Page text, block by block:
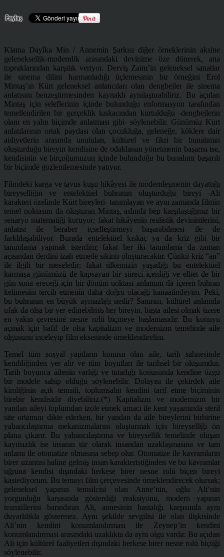
Klama Dayîka Min / Annemin Şarkısı diğer örneklerinin aksine
geleneksellik-modernlik arasındaki devinime öze dönerek, ana
topraklarından karşılık veriyor. Derviş Zaim’in geleneksel sanatlar
ile sinema dilini harmanladığı üçlemesinin bir örneğini Erol
Mintaş’ın Kürt geleneksel anlatıcıları olan dengbejler ile sinema
anlatısını benzeştirmesinden kaynaklı aynılaştırabiliriz. Bu açıdan
Mintaş için seleflerinin içinde bulunduğu enformasyon tarafından
temellendirilen bir gerçeklik kıskacından kurtulduğu -dengbejlerin
olanı en yalın biçimde anlatması gibi- söylenebilir. Günümüz Kürt
anlatılarının ortak paydası olan çocukluğa, geleneğe, köklere dair
aidiyetlerin arasında unutulan, kültürel ve fikri bir bunalımın
oluşturduğu bireyin kendisine de odaklanan yönetmenin başarısı ise,
kendisinin ve birçoğumuzun içinde bulunduğu bu bunalımı başarılı
bir biçimde gözlemlemesinde yatıyor.
Filmdeki karga ve tavus kuşu hikâyesi ile modernleşmenin dayattığı
bireyselliğin ve entelektüel buhranın oluşturduğu bireyi -Ali
karakteri özelinde Kürt bireyleri- tanımlayan ve aynı zamanda filmin
temel noktasını da oluşturan Mintaş, aslında hep karşılaştığımız bir
senaryo matematiği kuruyor; fakat hikâyenin realistik devinimlerini,
anlatısı ile beraber içselleştirmeyi başarabilmesi ile de
farklılaşabiliyor. Burada entelektüel kıskaç ya da kriz gibi bir
tanımlama yapmak isterdim; fakat her iki tanımlama da zaman
açısından derdini izah etmede sıkıntı oluşturacaktır. Çünkü kriz “an”
ile ilgili bir meseledir; fakat ülkemizin yaşadığı bu entelektüel
karmaşa günümüzü de kapsayan bir süreci içerdiği ve elbet de bir
gün sona ereceği için bir dönüm noktası anlamını da içeren buhran
kelimesini tercih etmenin daha doğru olacağı kanaatindeyim. Peki,
bu buhranın en büyük aymazlığı nedir? Sanırım, kültürel anlamda
ufak da olsa bir yer edinebilmiş her bireyin, başta ailesi olmak üzere
en yakın çevresine nesne rolü biçmeye başlamasıdır. Bu konuyu
açmak için hafif de olsa kapitalizm ve modernizm temelinde aile
olgusunu inceleyip film ekseninde örneklendirelim.
Temel tüm sosyal yapıların konusu olan aile, tarih sahnesinde
kendiliğinden yer alır ve tüm boyutları ile tarihsel bir oluşumdur.
Tarih boyunca ailenin varlığı ve tutarlığı konusunda kendine özgü
bir modele sahip olduğu söylenebilir. Dolayısı ile çekirdek aile
kimliğinin açık temsili, toplumsalın kendini tarif etme biçiminin
birebir kendisidir diyebiliriz.(*) Kapitalizm ve modernizm bir
yandan aileyi toplumdan izole etmek amacı ile kent yaşamında steril
site ortamını dikte ederken, bir yandan da aile bireylerini birbirine
yabancılaştırma mekanizmalarını oluşturmak için bireyselliği ön
plana çıkarır. Bu yabancılaştırma ve bireysellik temelinde oluşan
kayıtsızlık ise insanın tür olarak insandan uzaklaşmasına ve tam
anlamı ile otomatize olmasına sebep olur. Otomatize ile kavramların
birer uzantısı haline gelmiş insan karakteristiğinden ve bu kavramlar
uğruna kendisi dışındaki herkese birer nesne rolü biçen bireyi
kastediyorum. Bu temayı film çerçevesinde örneklendirecek olursak;
geleneksel yapının temsilcisi olan Anne’nin, oğlu Ali’nin
yorgunluğu karşısında gösterdiği reaksiyonu, modern yapının
teamüllerini barındıran Ali, annesinin hastalığı karşısında aynı
duyarlılıkla göstermez. Aynı şekilde sevgilisi ile olan ilişkisinde
Ali’nin kendini konumlandırması ile Zeynep’in kendini
konumlandırması arasındaki uzaklıkta da aynı olgu vardır. Bu açıdan
Ali için kültürel faaliyetleri dışındaki herkese birer nesne rolü biçtiği
söylenebilir.